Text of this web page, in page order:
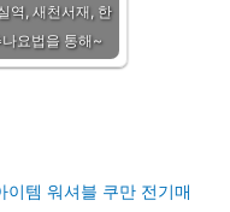
역, 새천서재, 한
나요법을 통해~
이템 워셔블 쿠만 전기매